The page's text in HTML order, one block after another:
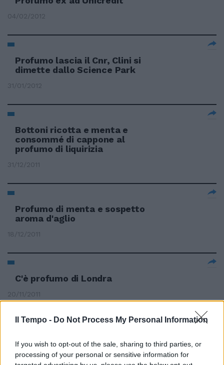
Il Tempo - Do Not Process My Personal Information
If you wish to opt-out of the sale, sharing to third parties, or
processing of your personal or sensitive information for
04/02/2012
Profumo lascia il Cnr, Clini si
dimette dallo Science Park
31/01/2012
Bottoni ricotta e menta e
consommé di cappone al
profumo di liquirizia
31/12/2011
Profumo di menta e sospetto
aroma d'aglio
18/12/2011
C'è profumo di Londra
20/11/2011
22/10/2011